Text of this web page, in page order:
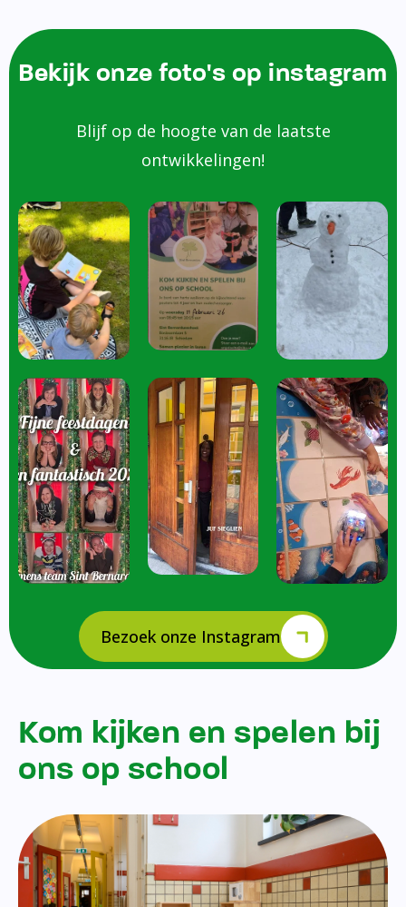
Bekijk onze foto's op instagram
Blijf op de hoogte van de laatste
ontwikkelingen!
Bezoek onze Instagram
Kom kijken en spelen bij
ons op school